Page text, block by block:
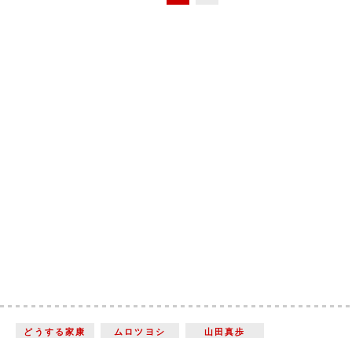
どうする家康 ムロツヨシ
山田真歩